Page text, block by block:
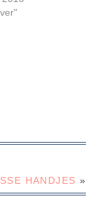
HANDJES »